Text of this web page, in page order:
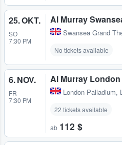
25. OKT.
SO
7:30 PM
Al Murray
Swansea Grand
No tickets available
6. NOV.
FR
7:30 PM
Al Murray London
London Palladium,
22 tickets available
ab 112 $